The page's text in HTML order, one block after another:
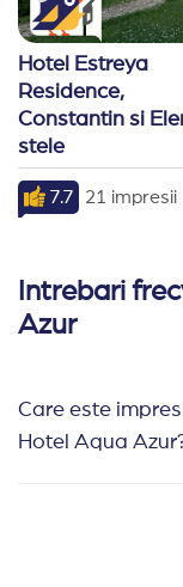
Hotel Estreya
Residence,
Constantin si
stele
7.7 21 impresii
Intrebari
Azur
Care este
Hotel Aqua